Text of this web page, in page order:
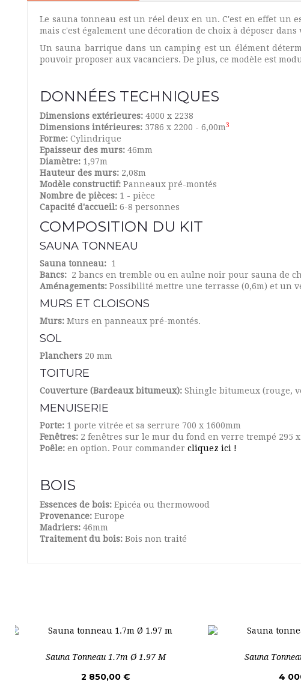
Le sauna tonneau est un réel deux en un. C'est en effet un
mais c'est également une décoration de choix à déposer
Un sauna barrique dans un camping est un élément
pouvoir proposer aux vacanciers. De plus, ce modèle est
DONNÉES TECHNIQUES
Dimensions extérieures: 4000 x 2238
Dimensions intérieures: 3786 x 2200 - 6,00m3
Forme: Cylindrique
Epaisseur des murs: 46mm
Diamètre: 1,97m
Hauteur des murs: 2,08m
Modèle constructif: Panneaux pré-montés
Nombre de pièces: 1 - pièce
Capacité d'accueil: 6-8 personnes
COMPOSITION DU KIT
SAUNA TONNEAU
Sauna tonneau: 1
Bancs: 2 bancs en tremble ou en aulne noir pour sauna de
Aménagements: Possibilité mettre une terrasse (0,6m) et un
MURS ET CLOISONS
Murs: Murs en panneaux pré-montés.
SOL
Planchers 20 mm
TOITURE
Couverture (Bardeaux bitumeux): Shingle bitumeux (rouge,
MENUISERIE
Porte: 1 porte vitrée et sa serrure 700 x 1600mm
Fenêtres: 2 fenêtres sur le mur du fond en verre trempé 295 x
Poêle: en option. Pour commander cliquez ici !
BOIS
Essences de bois: Epicéa ou thermowood
Provenance: Europe
Madriers: 46mm
Traitement du bois: Bois non traité
Sauna Tonneau 1.7m Ø 1.97 M
2 850,00 €
Sauna
4